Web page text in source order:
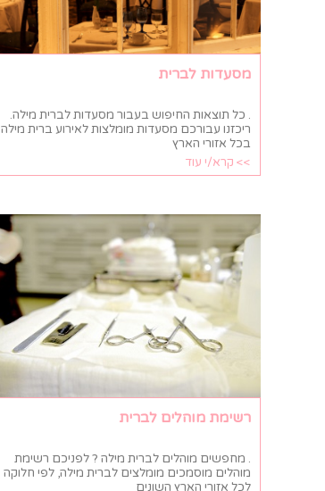
מסעדות לברית
. כל תוצאות החיפוש בעבור מסעדות לברית מילה.
ריכזנו עבורכם מסעדות מומלצות לאירוע ברית מילה
בכל אזורי הארץ
>> קרא/י עוד
רשימת מוהלים לברית
. מחפשים מוהלים לברית מילה ? לפניכם רשימת
מוהלים מוסמכים מומלצים לברית מילה, לפי חלוקה
לכל אזורי הארץ השונים